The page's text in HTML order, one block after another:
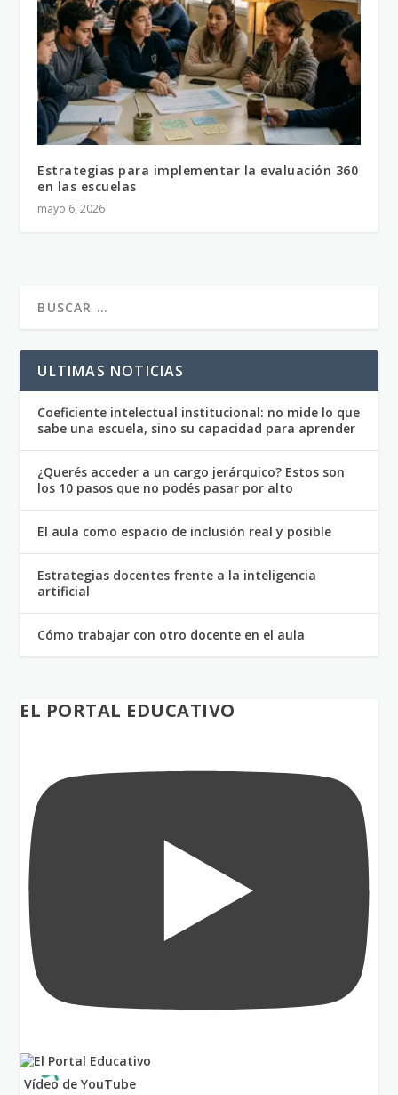
Estrategias para implementar la evaluación 360
en las escuelas
mayo 6, 2026
ULTIMAS NOTICIAS
Coeficiente intelectual institucional: no mide lo que
sabe una escuela, sino su capacidad para aprender
¿Querés acceder a un cargo jerárquico? Estos son
los 10 pasos que no podés pasar por alto
El aula como espacio de inclusión real y posible
Estrategias docentes frente a la inteligencia
artificial
Cómo trabajar con otro docente en el aula
EL PORTAL EDUCATIVO
Vídeo de YouTube